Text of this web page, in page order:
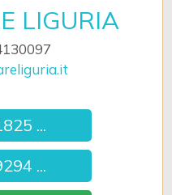
LIGURIA
...
...